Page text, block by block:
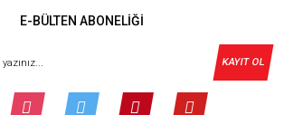
E-BÜLTEN ABONELİĞİ
KAYIT OL